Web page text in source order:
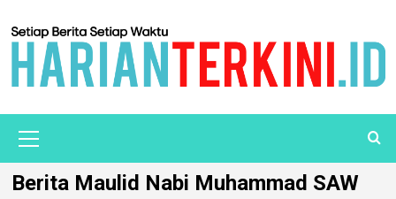
Berita Maulid Nabi Muhammad SAW